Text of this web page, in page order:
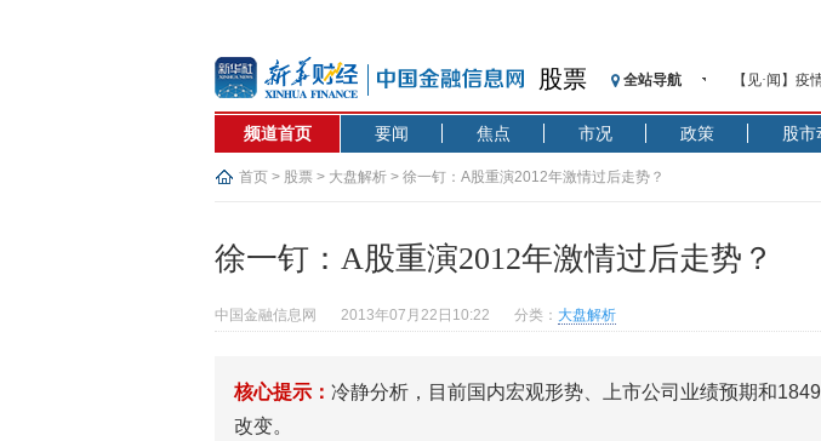
股票 全站导航
【见·闻】
记者手记：
【见·闻】
济安金信：
【新华财经
央行公开市
基本面及股
沥青期货连
恒生聚源：
济安金信：中
频道首页 要闻 焦点 市况 政策 股市
首页 > 股票 > 大盘解析 > 徐一钉：A股重演2012年激情过后走势？
徐一钉：A股重演2012年激情过后走势？
中国金融信息网 2013年07月22日10:22 分类： 大盘解析
核心提示： 冷静分析，目前国内宏观形势、上市公司业绩预期和
改变。